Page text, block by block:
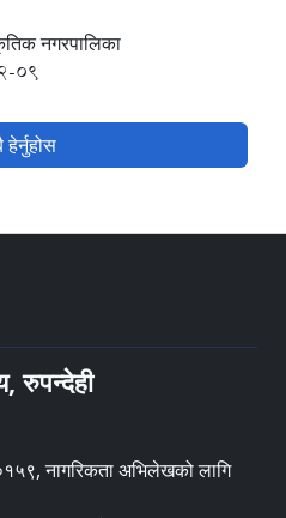
नगरपालिका
09
रुपन्देही
नागरिकता अभिलेखको लागि